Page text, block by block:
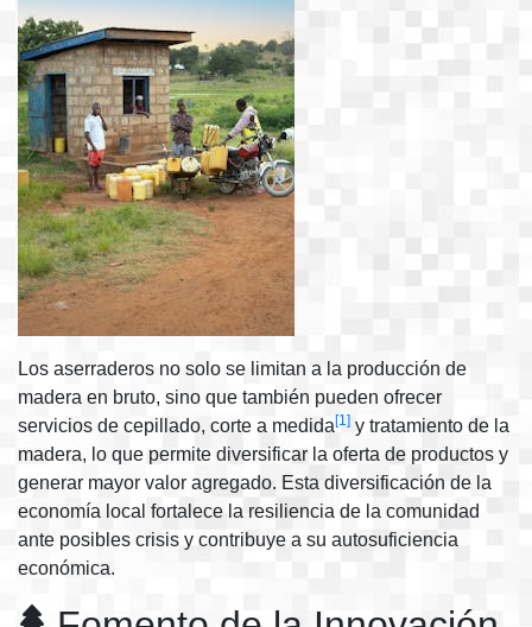
Los aserraderos no solo se limitan a la producción de
madera en bruto, sino que también pueden ofrecer
servicios de cepillado, corte a medida[1] y tratamiento de la
madera, lo que permite diversificar la oferta de productos y
generar mayor valor agregado. Esta diversificación de la
economía local fortalece la resiliencia de la comunidad
ante posibles crisis y contribuye a su autosuficiencia
económica.